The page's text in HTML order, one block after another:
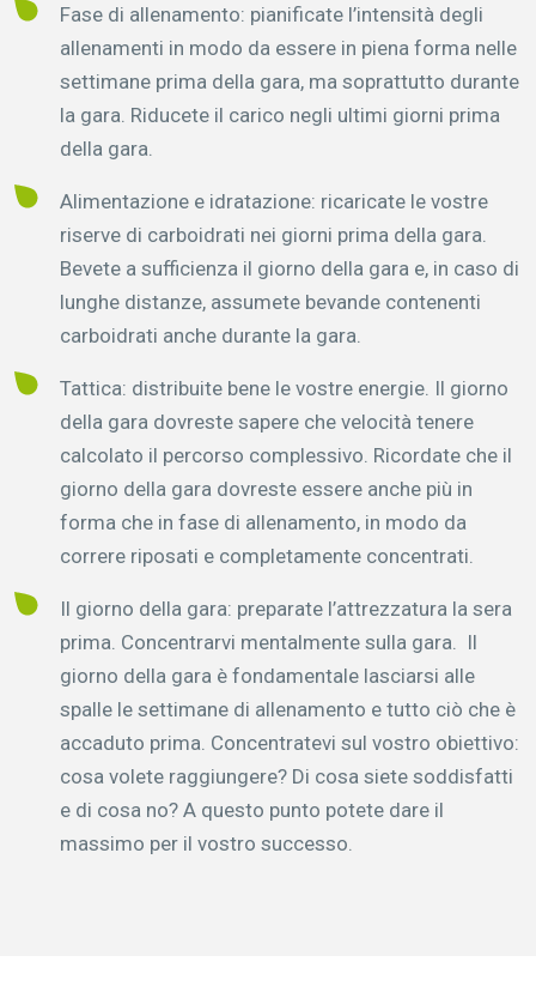
Fase di allenamento: pianificate l’intensità degli
allenamenti in modo da essere in piena forma nelle
settimane prima della gara, ma soprattutto durante
la gara. Riducete il carico negli ultimi giorni prima
della gara.
Alimentazione e idratazione: ricaricate le vostre
riserve di carboidrati nei giorni prima della gara.
Bevete a sufficienza il giorno della gara e, in caso di
lunghe distanze, assumete bevande contenenti
carboidrati anche durante la gara.
Tattica: distribuite bene le vostre energie. Il giorno
della gara dovreste sapere che velocità tenere
calcolato il percorso complessivo. Ricordate che il
giorno della gara dovreste essere anche più in
forma che in fase di allenamento, in modo da
correre riposati e completamente concentrati.
Il giorno della gara: preparate l’attrezzatura la sera
prima. Concentrarvi mentalmente sulla gara. Il
giorno della gara è fondamentale lasciarsi alle
spalle le settimane di allenamento e tutto ciò che è
accaduto prima. Concentratevi sul vostro obiettivo:
cosa volete raggiungere? Di cosa siete soddisfatti
e di cosa no? A questo punto potete dare il
massimo per il vostro successo.